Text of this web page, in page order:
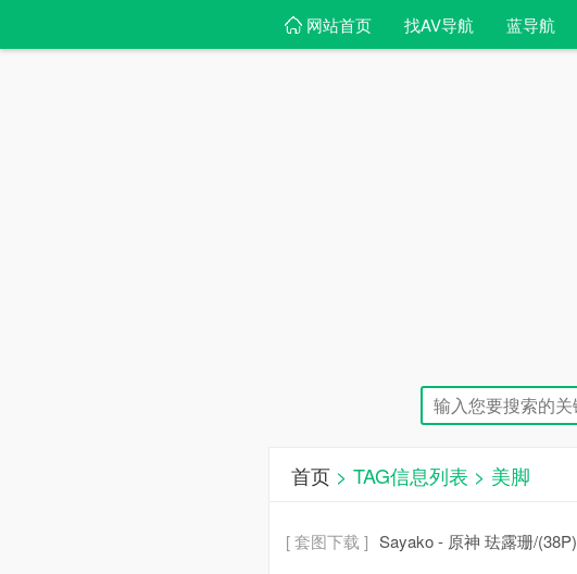
网站首页 找AV导航 蓝导航
首页 > TAG信息列表 > 美脚
[ 套图下载 ] Sayako - 原神 珐露珊/(38P)